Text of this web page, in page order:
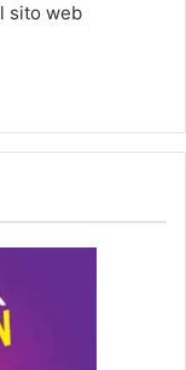
sito web